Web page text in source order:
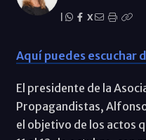
X
Aquí puedes escuchar
El presidente de la
Propagandistas,
el objetivo de los actos